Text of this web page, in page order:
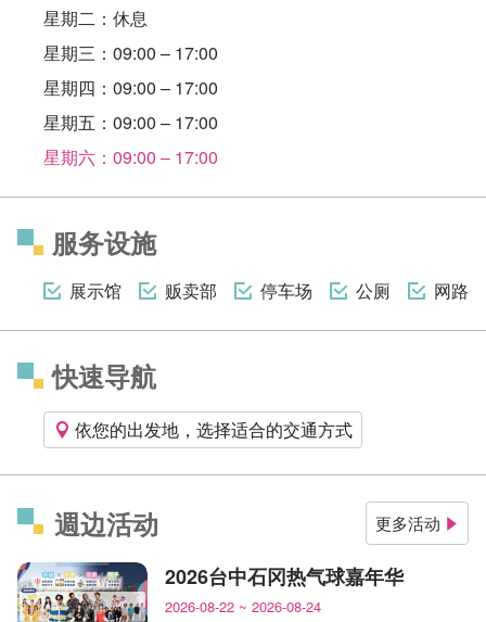
星期二：休息
星期三：09:00 – 17:00
星期四：09:00 – 17:00
星期五：09:00 – 17:00
星期六：09:00 – 17:00
服务设施
展示馆 贩卖部 停车场 公厕 网路
快速导航
依您的出发地，选择适合的交通方式
週边活动 更多活动
2026台中石冈热气球嘉年华
2026-08-22 ~ 2026-08-24